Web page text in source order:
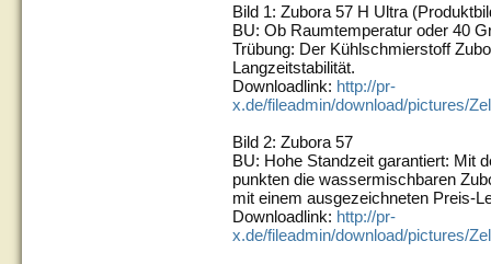
Bild 1: Zubora 57 H Ultra
BU: Ob Raumtemperatur oder 40
Trübung: Der Kühlschmierstoff
Langzeitstabilität.
Downloadlink: http://pr-
x.de/fileadmin/download/pictures/
Bild 2: Zubora 57
BU: Hohe Standzeit garantiert: Mit
punkten die wassermischbaren
mit einem ausgezeichneten Preis-
Downloadlink: http://pr-
x.de/fileadmin/download/pictures/